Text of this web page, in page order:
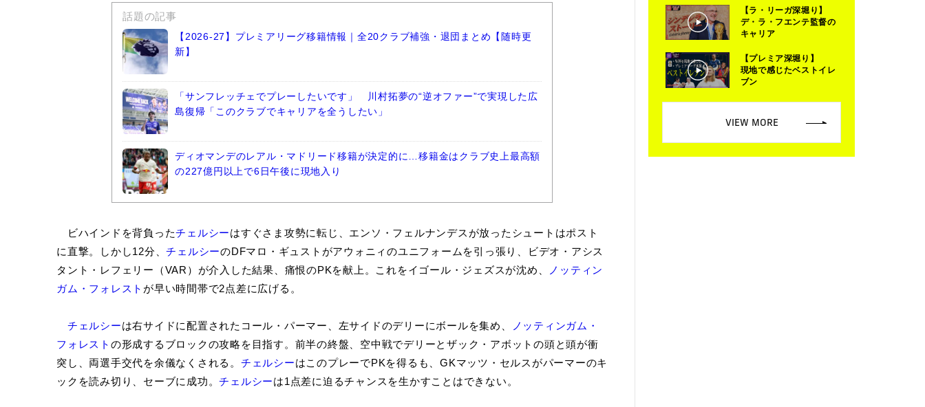
話題の記事
【2026-27】プレミアリーグ移籍情報｜全20クラブ補強・退団まとめ【随時更
新】
「サンフレッチェでプレーしたいです」 川村拓夢の“逆オファー”で実現した広
島復帰「このクラブでキャリアを全うしたい」
ディオマンデのレアル・マドリード移籍が決定的に…移籍金はクラブ史上最高額
の227億円以上で6日午後に現地入り
ビハインドを背負ったチェルシーはすぐさま攻勢に転じ、エンソ・フェルナンデスが放ったシュートはポスト
に直撃。しかし12分、チェルシーのDFマロ・ギュストがアウォニィのユニフォームを引っ張り、ビデオ・アシス
タント・レフェリー（VAR）が介入した結果、痛恨のPKを献上。これをイゴール・ジェズスが沈め、
ノッティン
ガム・フォレスト が早い時間帯で2点差に広げる。
チェルシーは右サイドに配置されたコール・パーマー、左サイドのデリーにボールを集め、
ノッティンガム・
フォレスト の形成するブロックの攻略を目指す。前半の終盤、空中戦でデリーとザック・アボットの頭と頭が衝
突し、両選手交代を余儀なくされる。 チェルシーはこのプレーでPKを得るも、GKマッツ・セルスがパーマーのキ
ックを読み切り、セーブに成功。チェルシーは1点差に迫るチャンスを生かすことはできない。
【ラ・リーガ深堀り】
デ・ラ・フエンテ監督の
キャリア
【プレミア深堀り】
現地で感じたベストイレ
ブン
VIEW MORE